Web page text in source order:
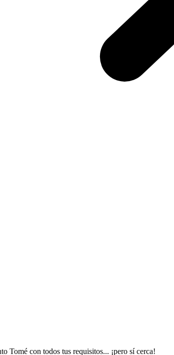
Tomé con todos tus requisitos... ¡pero sí cerca!